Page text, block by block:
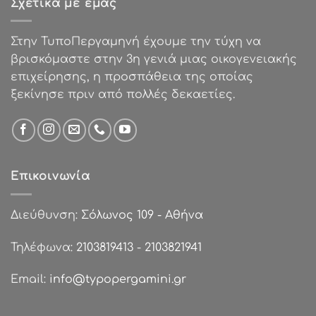
Σχετικά με εμάς
Στην ΤυποΠεργαμηνή έχουμε την τύχη να
βρισκόμαστε στην 3η γενιά μιας οικογενειακής
επιχείρησης, η προσπάθεια της οποίας
ξεκίνησε πριν από πολλές δεκαετίες.
Επικοινωνία
Διεύθυνση: Σόλωνος 109 - Αθήνα
Τηλέφωνα: 2103819413 - 2103821941
Email: info@typopergamini.gr